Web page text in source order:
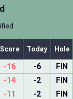
Score Today Hole
-16 -6
FIN
-14 -2
FIN
-11 -2
FIN